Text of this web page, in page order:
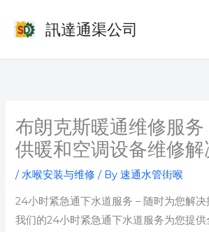
訊達通渠公司
布朗克斯暖通维修服务
供暖和空调设备维修解
/ 水喉安装与维修 / By速通水管街喉
24小时紧急通下水道服务 – 随时为您解
我们的24小时紧急通下水道服务为您提